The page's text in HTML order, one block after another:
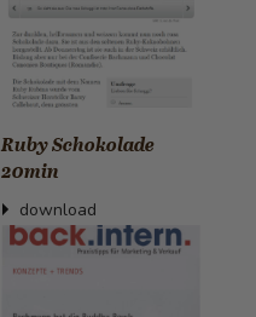
Ruby Schokolade
20min
download